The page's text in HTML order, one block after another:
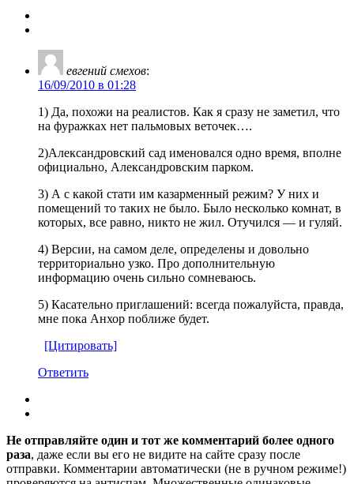
евгений смехов:
16/09/2010 в 01:28
1) Да, похожи на реалистов. Как я сразу не заметил, что
на фуражках нет пальмовых веточек….
2)Александровский сад именовался одно время, вполне
официально, Александровским парком.
3) А с какой стати им казарменный режим? У них и
помещений то таких не было. Было несколько комнат, в
которых, все равно, никто не жил. Отучился — и гуляй.
4) Версии, на самом деле, определены и довольно
территориально узко. Про дополнительную
информацию очень сильно сомневаюсь.
5) Касательно приглашений: всегда пожалуйста, правда,
мне пока Анхор поближе будет.
[Цитировать]
Ответить
Не отправляйте один и тот же комментарий более одного
раза, даже если вы его не видите на сайте сразу после
отправки. Комментарии автоматически (не в ручном режиме!)